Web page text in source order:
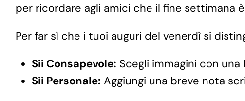
per ricordare agli amici che il fine settimana
​Per far sì che i tuoi auguri del venerdì si
Sii Consapevole: Scegli immagini con
Sii Personale: Aggiungi una breve nota